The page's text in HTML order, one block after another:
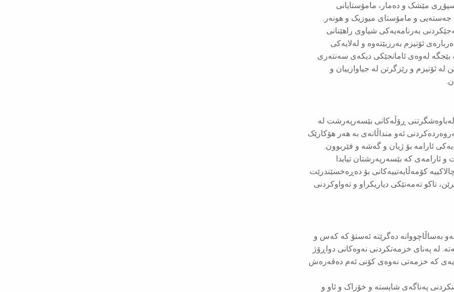
مێشک و دەمار، مامۆستایانی
جەستەیی و مامۆستای میوزیک و هونەر.
بەرنامەیەکی شیاوی راهێنانی
ئۆتیزم بەرزبێتەوە و لەلایەکی
بێجگە لەوەی ئامانجێکی دیكەی سەنتەری
لە ئۆتیزم و رێزگرتن لە جیاوازییان و
ڕۆڵەکانی بێسەرپەرشت لە
ئەو منداڵانەی بە هەر هۆکارێک
ئارامە بۆ ژیان و گەشە و فێربوون.
ئارامەی کە بێسەرپەرشتان تیایدا
کۆمەڵایەتییەکانی بۆ دەڕەخسێندرێت
تاکو تەمەنێکی دیاریکراو و تەواوکردنی
بەساڵاچووانە دەگرێتە ئەستۆ کە کەس و
لە پەنای خزمەتکردنی نەوەکانی دواڕۆژ
کە خزمەتی نەوەی کۆنی ئەم دەڤەرەش
پەناگەی شایستە و خۆراک و ئاو و